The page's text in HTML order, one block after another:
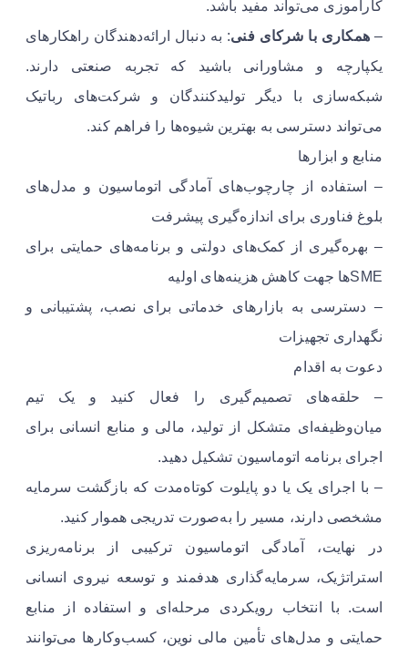
کارآموزی می‌تواند مفید باشد.
–همکاری با شرکای فنی: به دنبال ارائه‌دهندگان راهکارهای
یکپارچه و مشاورانی باشید که تجربه صنعتی دارند.
شبکه‌سازی با دیگر تولیدکنندگان و شرکت‌های رباتیک
می‌تواند دسترسی به بهترین شیوه‌ها را فراهم کند.
منابع و ابزارها
– استفاده از چارچوب‌های آمادگی اتوماسیون و مدل‌های
بلوغ فناوری برای اندازه‌گیری پیشرفت
– بهره‌گیری از کمک‌های دولتی و برنامه‌های حمایتی برای
SMEها جهت کاهش هزینه‌های اولیه
– دسترسی به بازارهای خدماتی برای نصب، پشتیبانی و
نگهداری تجهیزات
دعوت به اقدام
– حلقه‌های تصمیم‌گیری را فعال کنید و یک تیم
میان‌وظیفه‌ای متشکل از تولید، مالی و منابع انسانی برای
اجرای برنامه اتوماسیون تشکیل دهید.
– با اجرای یک یا دو پایلوت کوتاه‌مدت که بازگشت سرمایه
مشخصی دارند، مسیر را به‌صورت تدریجی هموار کنید.
در نهایت، آمادگی اتوماسیون ترکیبی از برنامه‌ریزی
استراتژیک، سرمایه‌گذاری هدفمند و توسعه نیروی انسانی
است. با انتخاب رویکردی مرحله‌ای و استفاده از منابع
حمایتی و مدل‌های تأمین مالی نوین، کسب‌وکارها می‌توانند